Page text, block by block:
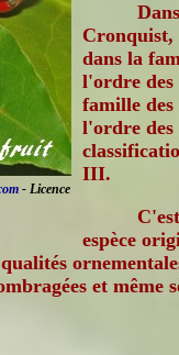
- Licence
Cronquist,
dans la
l'ordre des
famille des
l'ordre des
III.
espèce
et même